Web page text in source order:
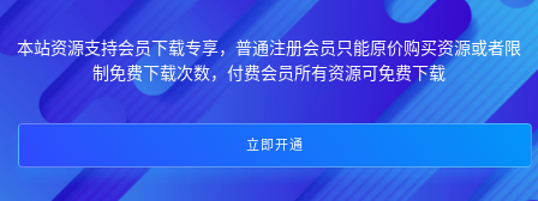
本站资源支持会员下载专享，普通注册会员只能原价购买资源或者限
制免费下载次数，付费会员所有资源可免费下载
立即开通